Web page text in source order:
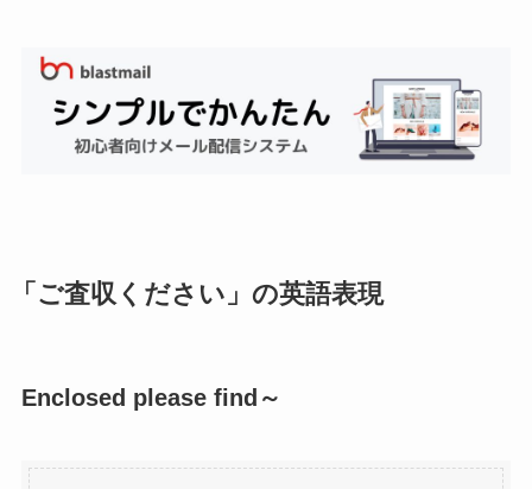
「ご査収ください」の英語表現
Enclosed please find～